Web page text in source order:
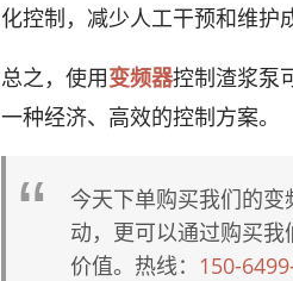
化控制，减少人工干预和维护
总之，使用变频器控制渣浆泵
一种经济、高效的控制方案。
今天下单购买我们的
动，更可以通过购买
价值。热线： 150-